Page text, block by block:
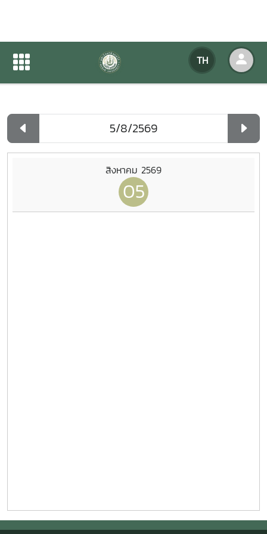
TH
ปฏิทินกิจกรรมของหน่วยงาน
ปฏิทินกิจกรรมของหน่วยงาน
สิงหาคม 2569
05